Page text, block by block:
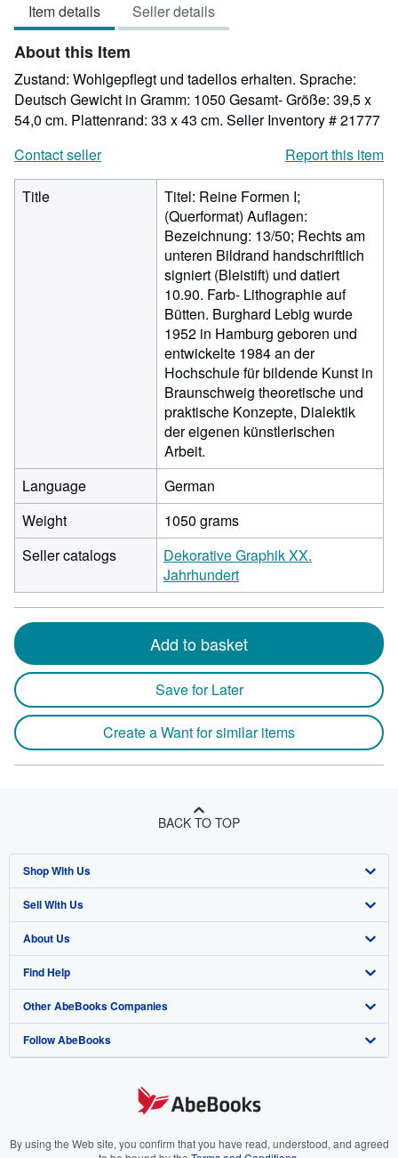
of
5
Item details Seller details
About this Item
Zustand: Wohlgepflegt und tadellos erhalten. Sprache:
Deutsch Gewicht in Gramm: 1050 Gesamt- Größe: 39,5 x
54,0 cm. Plattenrand: 33 x 43 cm. Seller Inventory # 21777
Contact seller
Report this item
Title
Titel: Reine Formen I;
(Querformat) Auflagen:
Bezeichnung: 13/50; Rechts am
unteren Bildrand handschriftlich
signiert (Bleistift) und datiert
10.90. Farb- Lithographie auf
Bütten. Burghard Lebig wurde
1952 in Hamburg geboren und
entwickelte 1984 an der
Hochschule für bildende Kunst in
Braunschweig theoretische und
praktische Konzepte, Dialektik
der eigenen künstlerischen
Arbeit.
Language
German
Weight
1050 grams
Seller catalogs
Dekorative Graphik XX.
Jahrhundert
Add to basket
Save for Later
Create a Want for similar items
BACK TO TOP
Shop With Us
Advanced Search
Browse Collections
My Account
My Orders
View Basket
Sell With Us
Start Selling
Join Our Affiliate Program
Book Buyback
Refer a seller
About Us
About AbeBooks
Media
Careers
Your Ads Privacy Choices
Find Help
Help
Customer Support
Other AbeBooks Companies
AbeBooks.co.uk
AbeBooks.it
Follow AbeBooks
By using the Web site, you confirm that you have read, understood, and agreed